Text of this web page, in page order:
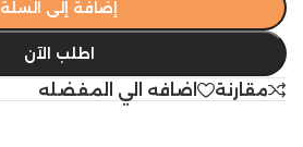
إضافة إلى السلة
اطلب الآن
مقارنة اضافه الي المفضله